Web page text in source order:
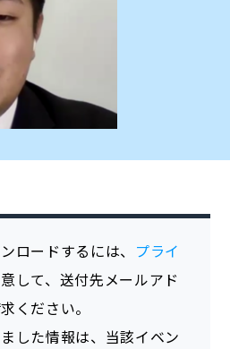
ロードするには、 プライ
して、送付先メールアド
ください。
した情報は、当該イベン